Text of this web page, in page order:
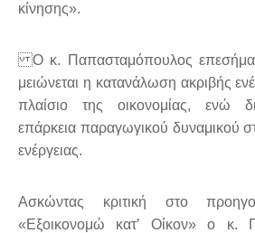
κίνησης».
Ο κ. Παπασταμόπουλος
μειώνεται η κατανάλωση ακριβής
πλαίσιο της οικονομίας, ενώ
επάρκεια παραγωγικού δυναμικού
ενέργειας.
Ασκώντας κριτική στο
«Εξοικονομώ κατ’ Οίκον» ο κ.